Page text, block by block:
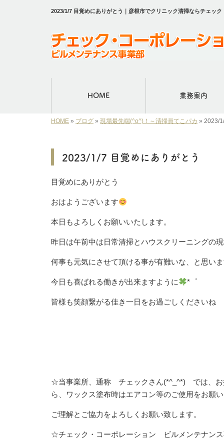
2023/1/7 目覚めにありがとう｜彦根市でクリニック清掃ならチェッ
HOME 業務案内
HOME » ブログ » 現場最先端(^o^)！～清掃員てこパカ » 2023/
2023/1/7 目覚めにありがとう
目覚めにありがとう
おはようございます
本日もよろしくお願いいたします。
昨日は午前中は日常清掃とハウスクリーニングの
何事も元気にさせて頂ける事が有難いな、と思い
今日も喜ばれる働きが出来ますように *゜
皆様も笑顔繋がる佳き一日をお過ごしくださいね
☆当事業所、通称 チェックさん(*^_^*) では、お
ら、ワックス塗布時はエアコン等のご使用をお願
ご理解とご協力をよろしくお願い致します。
☆チェック・コーポレーション ビルメンテナン